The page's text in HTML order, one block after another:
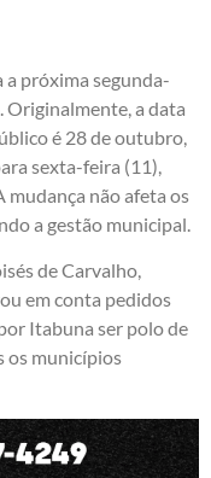
próxima segunda-
Originalmente, a data
é 28 de outubro,
sexta-feira (11),
mudança não afeta os
a gestão municipal.
de Carvalho,
em conta pedidos
Itabuna ser polo de
os municípios